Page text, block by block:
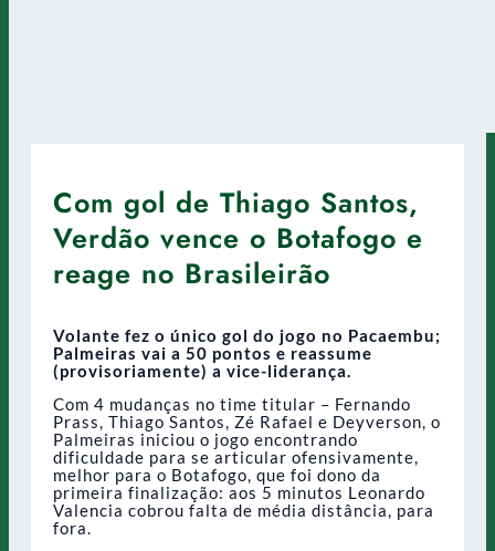
Com gol de Thiago Santos,
Verdão vence o Botafogo e
reage no Brasileirão
Volante fez o único gol do jogo no Pacaembu;
Palmeiras vai a 50 pontos e reassume
(provisoriamente) a vice-liderança.
Com 4 mudanças no time titular – Fernando
Prass, Thiago Santos, Zé Rafael e Deyverson, o
Palmeiras iniciou o jogo encontrando
dificuldade para se articular ofensivamente,
melhor para o Botafogo, que foi dono da
primeira finalização: aos 5 minutos Leonardo
Valencia cobrou falta de média distância, para
fora.